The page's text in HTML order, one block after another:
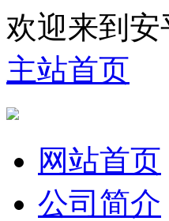
欢迎来到
主站首页
网站首页
公司简介